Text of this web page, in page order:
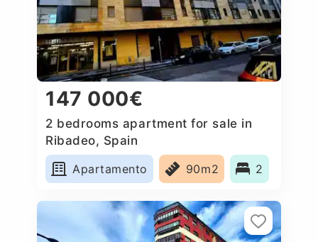
147 000€
2 bedrooms apartment for sale in
Ribadeo, Spain
Apartamento
90m2 2